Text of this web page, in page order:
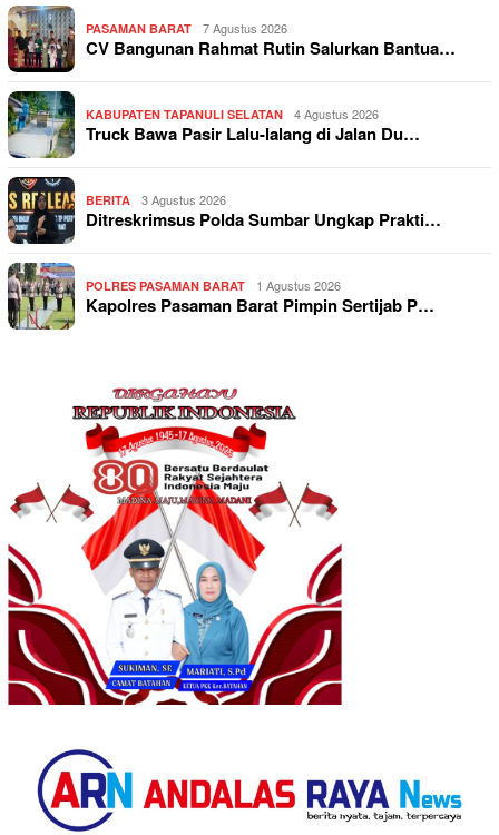
PASAMAN BARAT 7 Agustus 2026
CV Bangunan Rahmat Rutin Salurkan Bantua…
KABUPATEN TAPANULI SELATAN 4 Agustus 2026
Truck Bawa Pasir Lalu-lalang di Jalan Du…
BERITA 3 Agustus 2026
Ditreskrimsus Polda Sumbar Ungkap Prakti…
POLRES PASAMAN BARAT 1 Agustus 2026
Kapolres Pasaman Barat Pimpin Sertijab P…